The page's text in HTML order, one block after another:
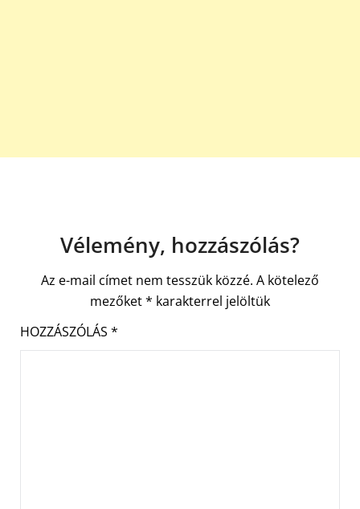
Vélemény, hozzászólás?
Az e-mail címet nem tesszük közzé. A kötelező
mezőket* karakterrel jelöltük
HOZZÁSZÓLÁS *